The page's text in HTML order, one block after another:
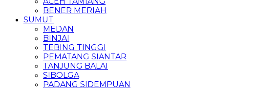
BENER MERIAH
SUMUT
MEDAN
BINJAI
TEBING TINGGI
PEMATANG SIANTAR
TANJUNG BALAI
SIBOLGA
PADANG SIDEMPUAN